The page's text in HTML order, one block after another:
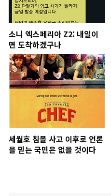
소니 엑스페리아 Z2: 내일이
면 도착하겠구나
세월호 침몰 사고 이후로 언론
을 믿는 국민은 없을 것이다